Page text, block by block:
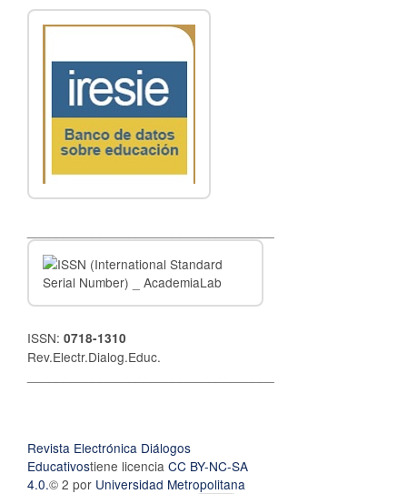
ISSN: 0718-1310
Rev.Electr.Dialog.Educ.
Revista Electrónica Diálogos
Educativostiene licencia CC BY-NC-SA
4.0.© 2 por Universidad Metropolitana